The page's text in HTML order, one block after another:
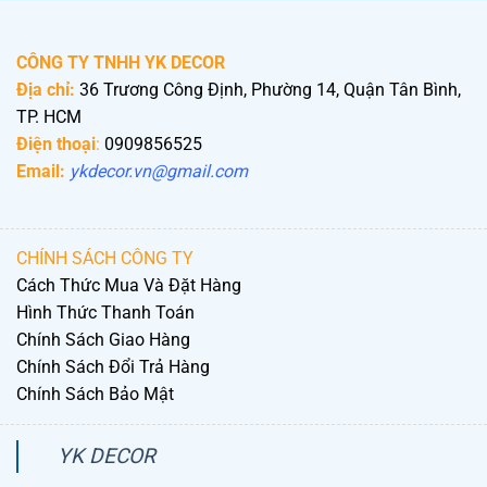
CÔNG TY TNHH YK DECOR
Địa chỉ: 36 Trương Công Định, Phường 14, Quận Tân Bình,
TP. HCM
Điện thoại: 0909856525
Email: ykdecor.vn@gmail.com
CHÍNH SÁCH CÔNG TY
Cách Thức Mua Và Đặt Hàng
Hình Thức Thanh Toán
Chính Sách Giao Hàng
Chính Sách Đổi Trả Hàng
Chính Sách Bảo Mật
YK DECOR